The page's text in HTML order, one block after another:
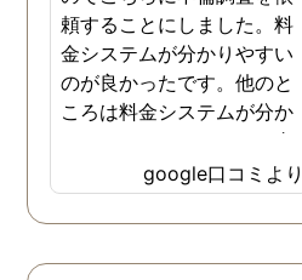
頼することにしました。料
金システムが分かりやすい
のが良かったです。他のと
ころは料金システムが分か
りづらくて、どれだけお金
がかかるか分からず不安だ
ったので、こちらで安心し
ました。 ありがとうござい
google口コミより